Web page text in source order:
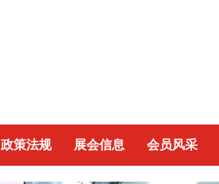
政策法规 展会信息 会员风采